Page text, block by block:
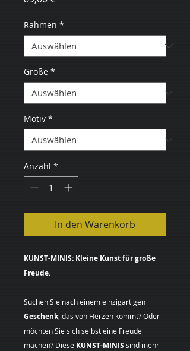
Rahmen *
Größe *
Motiv *
Anzahl *
In den Warenkorb
KUNST-MINIS: Kleine Kunst für große
Freude.
Suchen Sie nach einem einzigartigen
Geschenk , das von Herzen kommt? Oder
möchten Sie sich selbst eine Freude
machen? Diese KUNST-MINIS sind mehr